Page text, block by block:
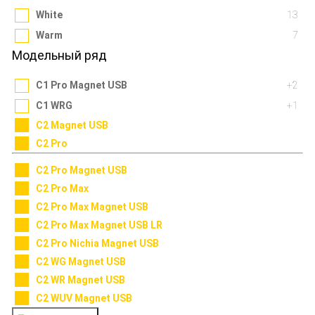
White
13
Warm
7
Модельный ряд
C1 Pro Magnet USB
+2
C1 WRG
+1
C2 Magnet USB
C2 Pro
C2 Pro Magnet USB
C2 Pro Max
C2 Pro Max Magnet USB
C2 Pro Max Magnet USB LR
C2 Pro Nichia Magnet USB
C2 WG Magnet USB
C2 WR Magnet USB
C2 WUV Magnet USB